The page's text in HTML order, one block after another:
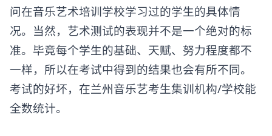
问在音乐艺术培训学校学习过的学生的具体情
况。当然，艺术测试的表现并不是一个绝对的标
准。毕竟每个学生的基础、天赋、努力程度都不
一样，所以在考试中得到的结果也会有所不同。
考试的好坏，在兰州音乐艺考生集训机构/学校能
全数统计。